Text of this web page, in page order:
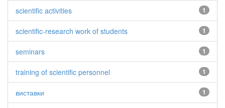
1
scientific activities
1
scientific-research work of students
1
seminars
1
training of scientific personnel
1
виставки